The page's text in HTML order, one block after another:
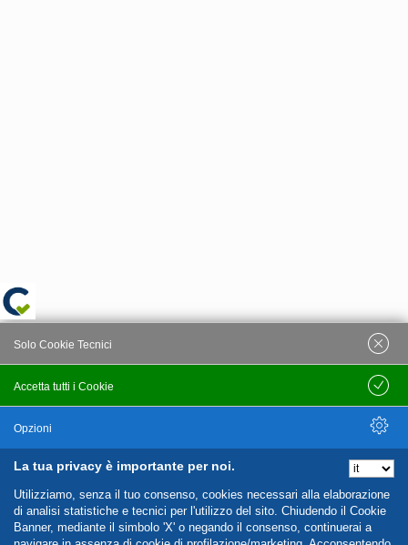
La tua privacy è importante per noi.
Utilizziamo, senza il tuo consenso, cookies necessari alla elaborazione
di analisi statistiche e tecnici per l'utilizzo del sito. Chiudendo il Cookie
Banner, mediante il simbolo 'X' o negando il consenso, continuerai a
Accetta tutti i Cookie
Solo Cookie Tecnici
Salva
Opzioni
Nascondi Opzioni